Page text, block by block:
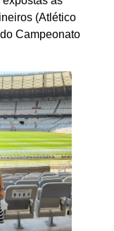
(Atlético
Campeonato